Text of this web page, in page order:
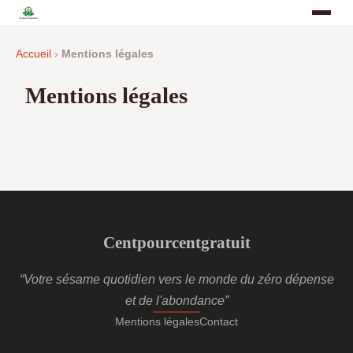
Accueil › Mentions légales
Mentions légales
Centpourcentgratuit
“Votre sésame quotidien vers le monde du zéro dépense
et de l'abondance”
Mentions légalesContact